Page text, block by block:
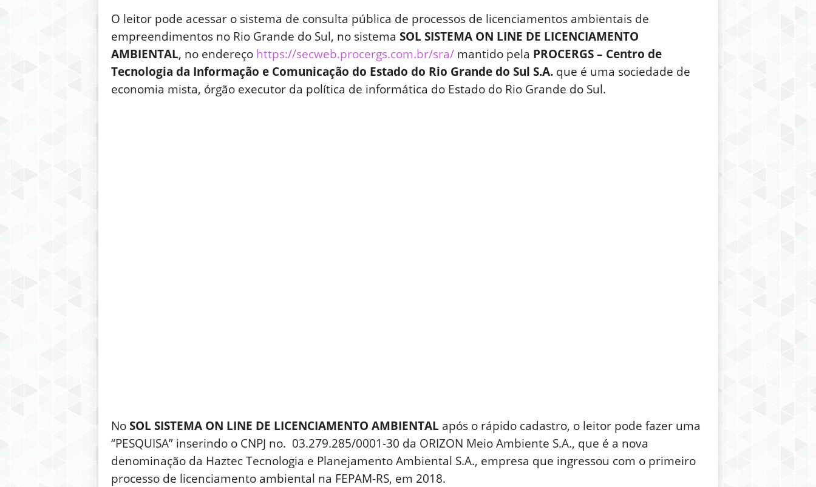
O leitor pode acessar o sistema de consulta pública de processos de licenciamentos ambientais de
empreendimentos no Rio Grande do Sul, no sistema SOL SISTEMA ON LINE DE LICENCIAMENTO
AMBIENTAL, no endereço https://secweb.procergs.com.br/sra/mantido pela PROCERGS – Centro de
Tecnologia da Informação e Comunicação do Estado do Rio Grande do Sul S.A. que é uma sociedade de
economia mista, órgão executor da política de informática do Estado do Rio Grande do Sul.
NoSOL SISTEMA ON LINE DE LICENCIAMENTO AMBIENTAL após o rápido cadastro, o leitor pode fazer uma
“PESQUISA” inserindo o CNPJ no. 03.279.285/0001-30 da ORIZON Meio Ambiente S.A., que é a nova
denominação da Haztec Tecnologia e Planejamento Ambiental S.A., empresa que ingressou com o primeiro
processo de licenciamento ambiental na FEPAM-RS, em 2018.